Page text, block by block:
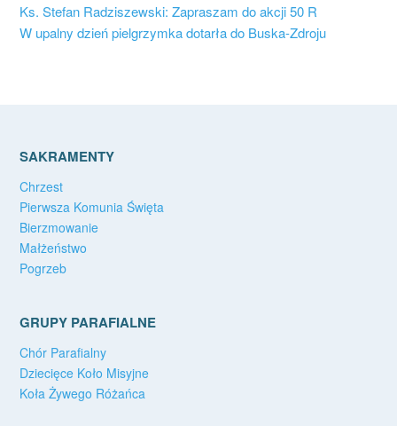
Ks. Stefan Radziszewski: Zapraszam do akcji 50 R
W upalny dzień pielgrzymka dotarła do Buska-Zdroju
SAKRAMENTY
Chrzest
Pierwsza Komunia Święta
Bierzmowanie
Małżeństwo
Pogrzeb
GRUPY PARAFIALNE
Chór Parafialny
Dziecięce Koło Misyjne
Koła Żywego Różańca